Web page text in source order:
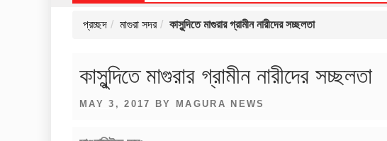
প্রচ্ছদ মাগুরা সদর কাসুন্দিতে মাগুরার গ্রামীন নারীদের সচ্ছলতা
কাসুন্দিতে মাগুরার গ্রামীন নারীদের সচ্ছলতা
POSTED
MAY 3, 2017 BY MAGURA NEWS